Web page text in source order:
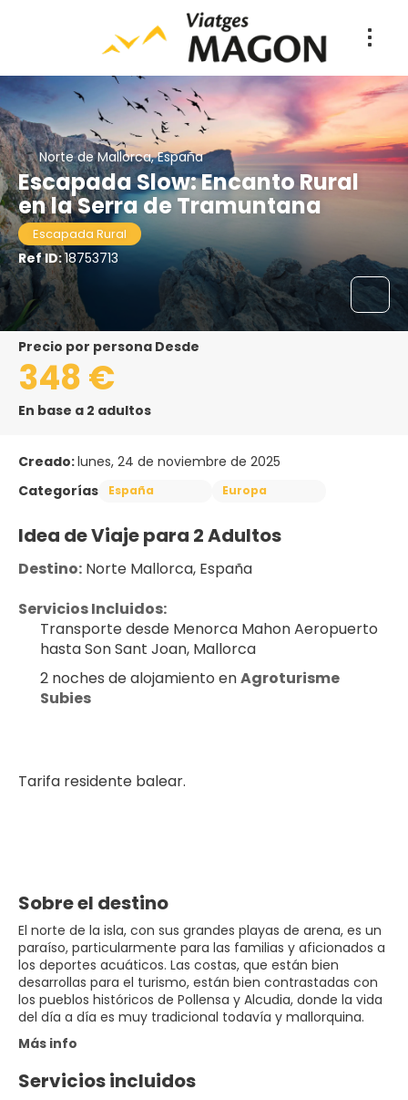
Norte de Mallorca, España
Escapada Slow: Encanto Rural
en la Serra de Tramuntana
Escapada Rural
Ref ID:18753713
precio por persona Desde
348 €
En base a 2 adultos
Creado:lunes, 24 de noviembre de 2025
Categorías
España Europa
Idea de Viaje para 2 Adultos
Destino: Norte Mallorca, España
Servicios Incluidos:
Transporte desde Menorca Mahon Aeropuerto
hasta Son Sant Joan, Mallorca
2 noches de alojamiento en Agroturisme
Subies
Tarifa residente balear.
Sobre el destino
El norte de la isla, con sus grandes playas de arena, es un
paraíso, particularmente para las familias y aficionados a
los deportes acuáticos. Las costas, que están bien
desarrollas para el turismo, están bien contrastadas con
los pueblos históricos de Pollensa y Alcudia, donde la vida
del día a día es muy tradicional todavía y mallorquina.
Más info
Servicios incluidos